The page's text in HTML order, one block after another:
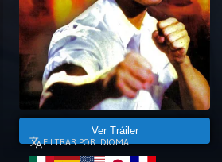
Ver Tráiler
FILTRAR POR IDIOMA: